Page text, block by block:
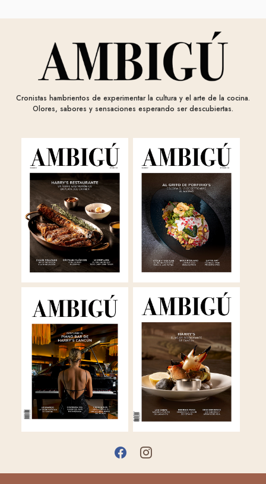
Cronistas hambrientos de experimentar la cultura y el arte de la cocina.
Olores, sabores y sensaciones esperando ser descubiertas.